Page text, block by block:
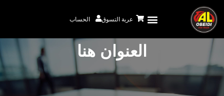
عربة التسوق الحساب
العنوان هنا